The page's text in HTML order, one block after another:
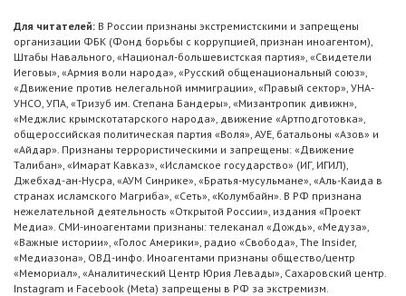
Для читателей: В России признаны экстремистскими и запрещены
организации ФБК (Фонд борьбы с коррупцией, признан иноагентом),
Штабы Навального, «Национал-большевистская партия», «Свидетели
Иеговы», «Армия воли народа», «Русский общенациональный союз»,
«Движение против нелегальной иммиграции», «Правый сектор», УНА-
УНСО, УПА, «Тризуб им. Степана Бандеры», «Мизантропик дивижн»,
«Меджлис крымскотатарского народа», движение «Артподготовка»,
общероссийская политическая партия «Воля», АУЕ, батальоны «Азов» и
«Айдар». Признаны террористическими и запрещены: «Движение
Талибан», «Имарат Кавказ», «Исламское государство» (ИГ, ИГИЛ),
Джебхад-ан-Нусра, «АУМ Синрике», «Братья-мусульмане», «Аль-Каида в
странах исламского Магриба», «Сеть», «Колумбайн». В РФ признана
нежелательной деятельность «Открытой России», издания «Проект
Медиа». СМИ-иноагентами признаны: телеканал «Дождь», «Медуза»,
«Важные истории», «Голос Америки», радио «Свобода», The Insider,
«Медиазона», ОВД-инфо. Иноагентами признаны общество/центр
«Мемориал», «Аналитический Центр Юрия Левады», Сахаровский центр.
Instagram и Facebook (Metа) запрещены в РФ за экстремизм.